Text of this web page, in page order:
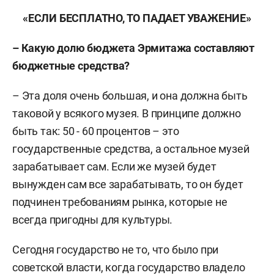
«ЕСЛИ БЕСПЛАТНО, ТО ПАДАЕТ УВАЖЕНИЕ»
– Какую долю бюджета Эрмитажа составляют
бюджетные средства?
– Эта доля очень большая, и она должна быть
таковой у всякого музея. В принципе должно
быть так: 50 - 60 процентов – это
государственные средства, а остальное музей
зарабатывает сам. Если же музей будет
вынужден сам все зарабатывать, то он будет
подчинен требованиям рынка, которые не
всегда пригодны для культуры.
Сегодня государство не то, что было при
советской власти, когда государство владело